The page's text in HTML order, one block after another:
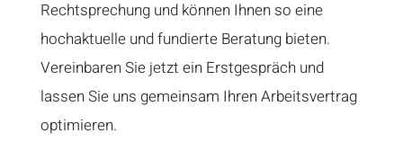
Rechtsprechung und können Ihnen so eine
hochaktuelle und fundierte Beratung bieten.
Vereinbaren Sie jetzt ein Erstgespräch und
lassen Sie uns gemeinsam Ihren Arbeitsvertrag
optimieren.